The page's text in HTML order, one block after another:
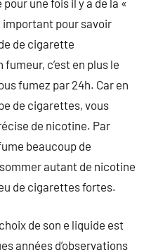
important pour savoir
de cigarette
c’est en plus le
fumez par 24h. Car en
de cigarettes, vous
de nicotine. Par
beaucoup de
autant de nicotine
de cigarettes fortes.
de son e liquide est
années d’observations